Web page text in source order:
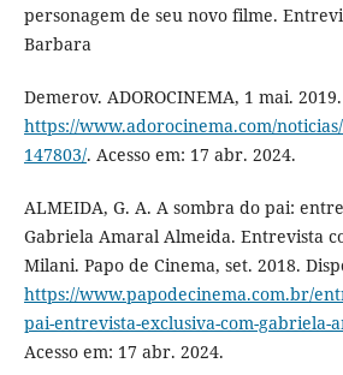
personagem de seu novo filme.
Barbara
Demerov. ADOROCINEMA, 1 mai.
https://www.adorocinema.com/
147803/. Acesso em: 17 abr. 2024.
ALMEIDA, G. A. A sombra do pai:
Gabriela Amaral Almeida. Entrevista
Milani. Papo de Cinema, set. 2018.
https://www.papodecinema.com.br/
pai-entrevista-exclusiva-com-gabriela-
Acesso em: 17 abr. 2024.